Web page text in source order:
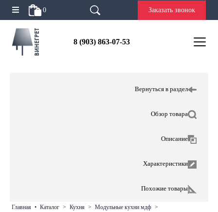
0 Заказать звонок
8 (903) 863-07-53
Вернуться в раздел
Обзор товара
Описание
Характеристики
Похожие товары
главная • каталог > кухня > модульные кухни мдф >